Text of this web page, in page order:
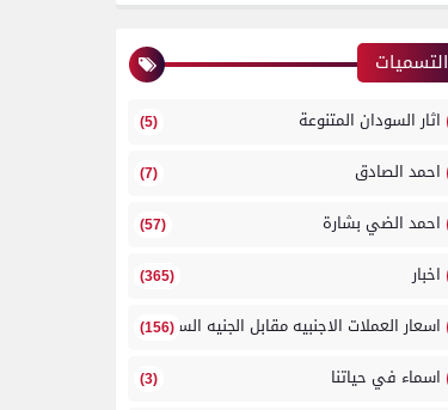
التسميات
اثار السودان المتنوعة (5)
احمد الصادق (7)
احمد الضي بشارة (57)
اخبار (365)
اسعار العملات الاجنبيه مقابل الجنيه السوداني
(156)
اسماء في حياتنا (3)